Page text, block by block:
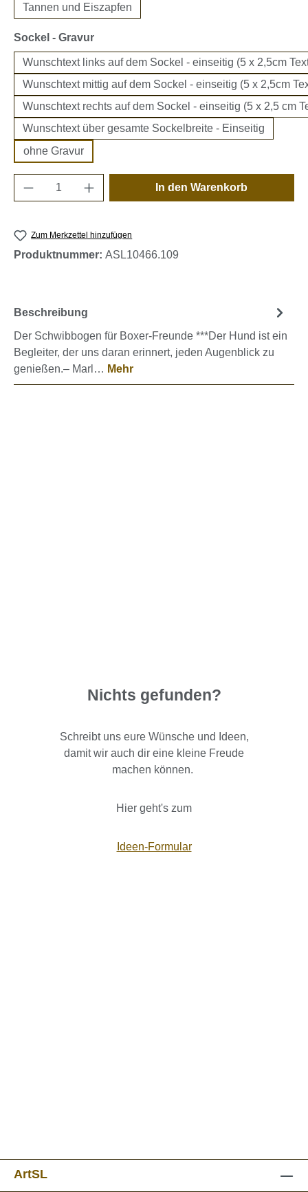
Tannen und Eiszapfen
Sockel - Gravurauswählen
Wunschtext links auf dem Sockel - einseitig (5 x 2,5cm
Wunschtext mittig auf dem Sockel - einseitig (5 x 2,5cm
Wunschtext rechts auf dem Sockel - einseitig (5 x 2,5 cm
Wunschtext über gesamte Sockelbreite - Einseitig
ohne Gravur
Produkt Anzahl: Gib den gewünschten
In den Warenkorb
Zum Merkzettel hinzufügen
Produktnummer: ASL10466.109
Beschreibung
Der Schwibbogen für Boxer-Freunde ***Der Hund ist ein
Begleiter, der uns daran erinnert, jeden Augenblick zu
genießen.– Marl… Mehr
Nichts gefunden?
Schreibt uns eure Wünsche und Ideen,
damit wir auch dir eine kleine Freude
machen können.
Hier geht's zum
Ideen-Formular
ArtSL